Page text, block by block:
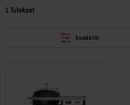
1 Tulokset
Suodatin